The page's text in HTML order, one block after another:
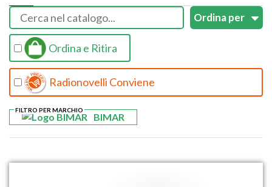
Ordina e Ritira
Radionovelli Conviene
BIMAR
FILTRO PER MARCHIO